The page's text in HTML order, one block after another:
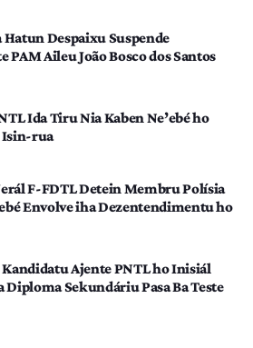
Hatun Despaixu Suspende
PAM Aileu João Bosco dos Santos
Ida Tiru Nia Kaben Ne’ebé ho
Isin-rua
F-FDTL Detein Membru Polísia
Envolve iha Dezentendimentu ho
Ajente PNTL ho Inisiál
Diploma Sekundáriu Pasa Ba Teste